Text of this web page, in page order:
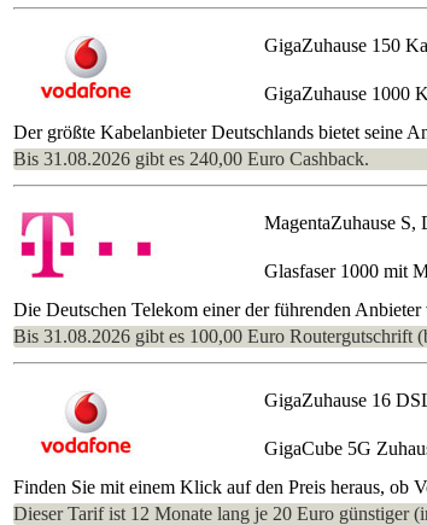
GigaZuhause 150
GigaZuhause 1000
Der größte Kabelanbieter Deutschlands bietet seine
Bis 31.08.2026 gibt es 240,00 Euro Cashback.
MagentaZuhause S,
Glasfaser 1000 mit
Die Deutschen Telekom einer der führenden
Bis 31.08.2026 gibt es 100,00 Euro Routergutschrift
GigaZuhause 16
GigaCube 5G
Finden Sie mit einem Klick auf den Preis heraus,
Dieser Tarif ist 12 Monate lang je 20 Euro günstiger